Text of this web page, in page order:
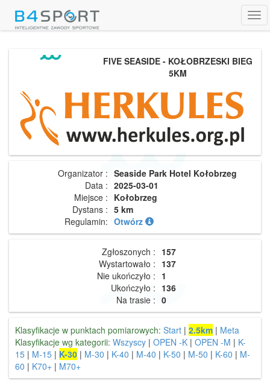
FIVE SEASIDE - KOŁOBRZESKI BIEG
5KM
Organizator : Seaside Park Hotel Kołobrzeg
Data : 2025-03-01
Miejsce : Kołobrzeg
Dystans : 5 km
Regulamin: Otwórz
Zgłoszonych : 157
Wystartowało : 137
Nie ukończyło : 1
Ukończyło : 136
Na trasie : 0
Klasyfikacje w punktach pomiarowych: Start | 2.5km | Meta
Klasyfikacje wg kategorii: Wszyscy | OPEN -K | OPEN -M | K-
15 | M-15 | K-30 | M-30 | K-40 | M-40 | K-50 | M-50 | K-60 | M-
60 | K70+ | M70+